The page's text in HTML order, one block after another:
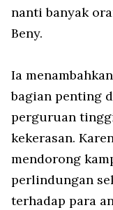
nanti banyak
Beny.
Ia
bagian penting
perguruan
kekerasan.
mendorong
perlindungan
terhadap para